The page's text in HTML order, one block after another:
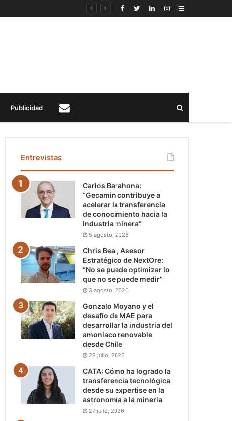
Sidebar
Publicidad
Entrevistas
Carlos Barahona:
“Gecamin contribuye a
acelerar la transferencia
de conocimiento hacia la
industria minera”
5 agosto, 2026
Chris Beal, Asesor
Estratégico de NextOre:
“No se puede optimizar lo
que no se puede medir”
3 agosto, 2026
Gonzalo Moyano y el
desafío de MAE para
desarrollar la industria del
amoníaco renovable
desde Chile
29 julio, 2026
CATA: Cómo ha logrado la
transferencia tecnológica
desde su expertise en la
astronomía a la minería
27 julio, 2026